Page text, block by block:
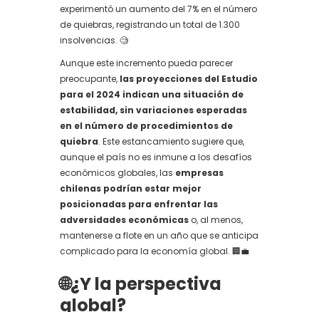
experimentó un aumento del 7% en el número
de quiebras, registrando un total de 1.300
insolvencias. 🧐
Aunque este incremento pueda parecer
preocupante, las proyecciones del Estudio
para el 2024 indican una situación de
estabilidad, sin variaciones esperadas
en el número de procedimientos de
quiebra. Este estancamiento sugiere que,
aunque el país no es inmune a los desafíos
económicos globales, las empresas
chilenas podrían estar mejor
posicionadas para enfrentar las
adversidades económicas o, al menos,
mantenerse a flote en un año que se anticipa
complicado para la economía global. 🏢💼
🌐¿Y la perspectiva
global?